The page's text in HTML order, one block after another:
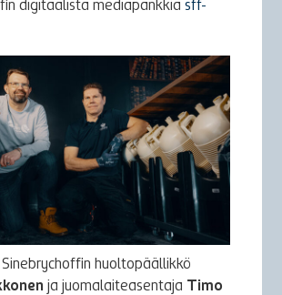
digitaalista mediapankkiasff-
huoltopäällikkö
ja juomalaiteasentaja
Timo